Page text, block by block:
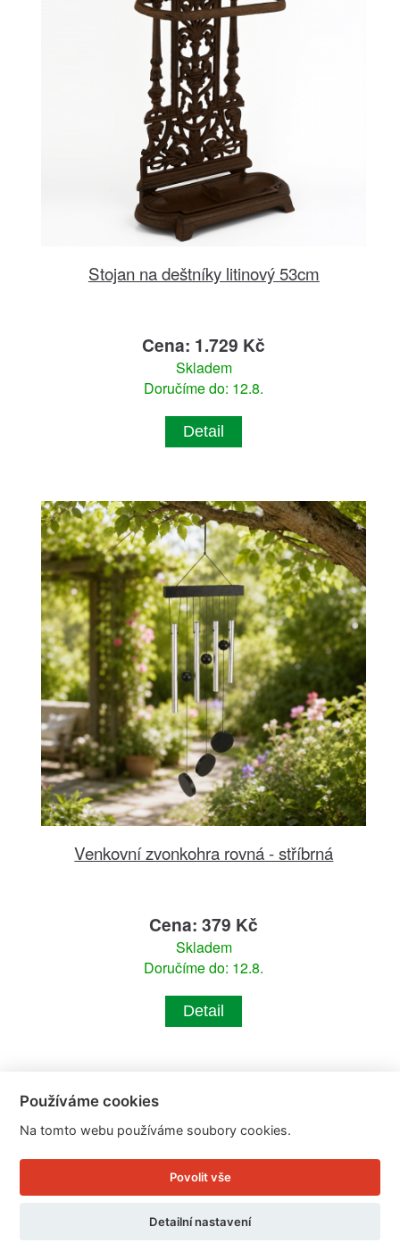
Stojan na deštníky litinový 53cm
Cena: 1.729 Kč
Skladem
Doručíme do: 12.8.
Detail
Venkovní zvonkohra rovná - stříbrná
Cena: 379 Kč
Skladem
Doručíme do: 12.8.
Detail
Používáme cookies
Na tomto webu používáme soubory cookies.
Povolit vše
Detailní nastavení